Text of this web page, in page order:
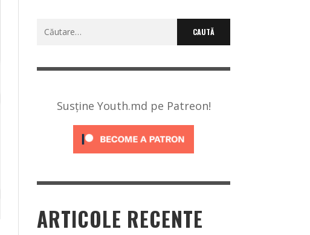
Caută
Susține Youth.md pe Patreon!
ARTICOLE RECENTE